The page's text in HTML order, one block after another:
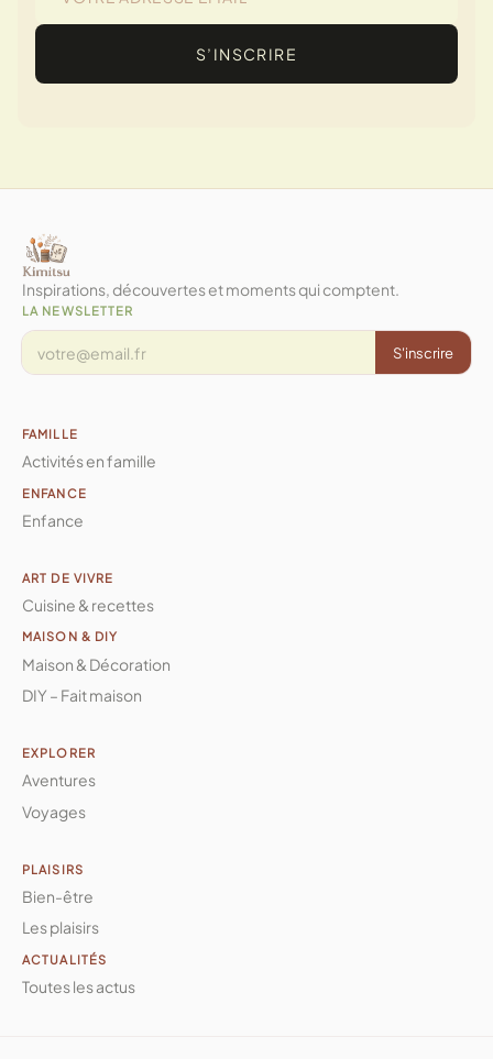
S’INSCRIRE
Inspirations, découvertes et moments qui comptent.
LA NEWSLETTER
S'inscrire
FAMILLE
Activités en famille
ENFANCE
Enfance
ART DE VIVRE
Cuisine & recettes
MAISON & DIY
Maison & Décoration
DIY – Fait maison
EXPLORER
Aventures
Voyages
PLAISIRS
Bien-être
Les plaisirs
ACTUALITÉS
Toutes les actus